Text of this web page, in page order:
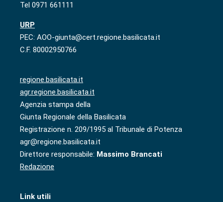
Tel 0971 661111
URP
PEC: AOO-giunta@cert.regione.basilicata.it
C.F. 80002950766
regione.basilicata.it
agr.regione.basilicata.it
Agenzia stampa della
Giunta Regionale della Basilicata
Registrazione n. 209/1995 al Tribunale di Potenza
agr@regione.basilicata.it
Direttore responsabile: Massimo Brancati
Redazione
Link utili